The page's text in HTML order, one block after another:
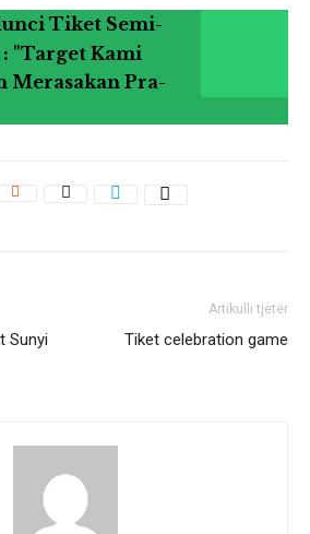
Tiket Semi-
"Target Kami
Merasakan Pra-
Sunyi
Artikulli tjetër
Tiket celebration game